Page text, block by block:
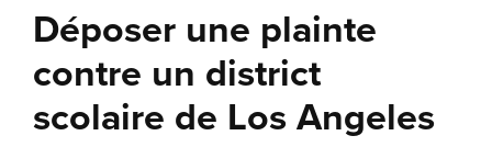
Déposer une plainte
contre un district
scolaire de Los Angeles